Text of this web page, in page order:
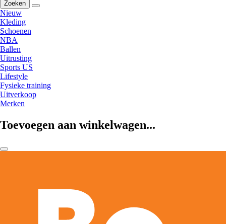
Zoeken
Nieuw
Kleding
Schoenen
NBA
Ballen
Uitrusting
Sports US
Lifestyle
Fysieke training
Uitverkoop
Merken
Toevoegen aan winkelwagen...